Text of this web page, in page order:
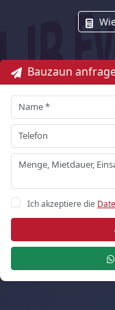
Bauzaun
Ich akzeptiere die